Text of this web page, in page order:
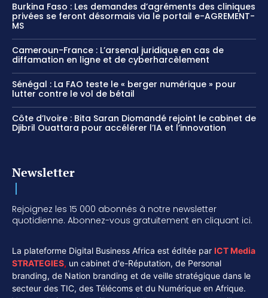
Burkina Faso : Les demandes d’agréments des cliniques
privées se feront désormais via le portail e-AGREMENT-
MS
Cameroun-France : L’arsenal juridique en cas de
diffamation en ligne et de cyberharcèlement
Sénégal : La FAO teste le « berger numérique » pour
lutter contre le vol de bétail
Côte d’Ivoire : Bita Saran Diomandé rejoint le cabinet de
Djibril Ouattara pour accélérer l’IA et l’innovation
Newsletter
Rejoignez les 15 000 abonnés à notre newsletter
quotidienne. Abonnez-vous gratuitement en cliquant ici.
La plateforme Digital Business Africa est éditée par ICT Media
STRATEGIES, un cabinet d'e-Réputation, de Personal
branding, de Nation branding et de veille stratégique dans le
secteur des TIC, des Télécoms et du Numérique en Afrique.